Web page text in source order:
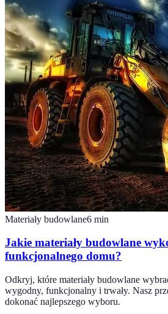
Materiały budowlane6 min
Jakie materiały budowlane
funkcjonalnego domu?
Odkryj, które materiały budowlane
wygodny, funkcjonalny i trwały. Nasz
dokonać najlepszego wyboru.